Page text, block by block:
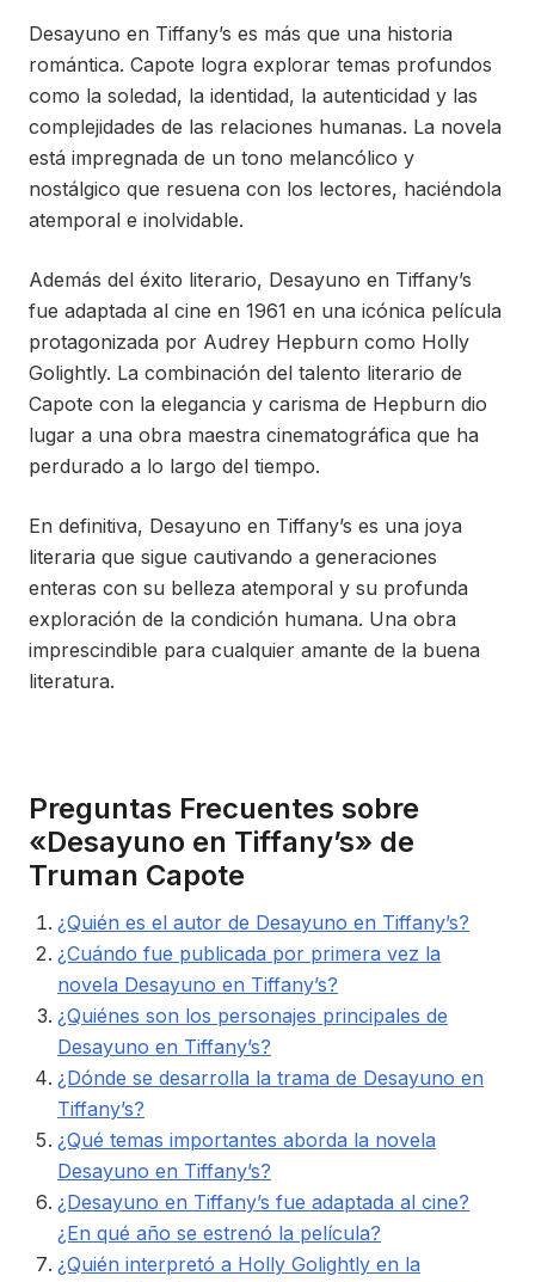
Desayuno en Tiffany’s es más que una historia
romántica. Capote logra explorar temas profundos
como la soledad, la identidad, la autenticidad y las
complejidades de las relaciones humanas. La novela
está impregnada de un tono melancólico y
nostálgico que resuena con los lectores, haciéndola
atemporal e inolvidable.
Además del éxito literario, Desayuno en Tiffany’s
fue adaptada al cine en 1961 en una icónica película
protagonizada por Audrey Hepburn como Holly
Golightly. La combinación del talento literario de
Capote con la elegancia y carisma de Hepburn dio
lugar a una obra maestra cinematográfica que ha
perdurado a lo largo del tiempo.
En definitiva, Desayuno en Tiffany’s es una joya
literaria que sigue cautivando a generaciones
enteras con su belleza atemporal y su profunda
exploración de la condición humana. Una obra
imprescindible para cualquier amante de la buena
literatura.
Preguntas Frecuentes sobre
«Desayuno en Tiffany’s» de
Truman Capote
¿Quién es el autor de Desayuno en Tiffany’s?
¿Cuándo fue publicada por primera vez la
novela Desayuno en Tiffany’s?
¿Quiénes son los personajes principales de
Desayuno en Tiffany’s?
¿Dónde se desarrolla la trama de Desayuno en
Tiffany’s?
¿Qué temas importantes aborda la novela
Desayuno en Tiffany’s?
¿Desayuno en Tiffany’s fue adaptada al cine?
¿En qué año se estrenó la película?
¿Quién interpretó a Holly Golightly en la